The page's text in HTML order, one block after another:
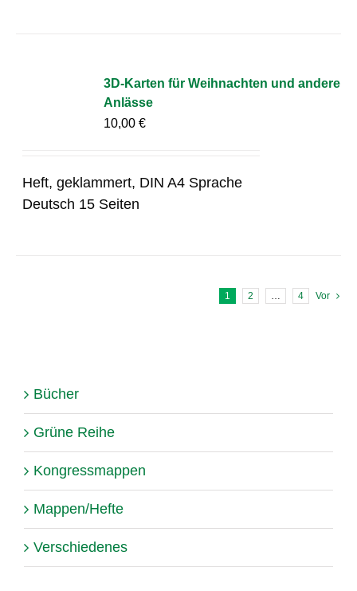
3D-Karten für Weihnachten und andere
Anlässe
10,00€
Heft, geklammert, DIN A4 Sprache
Deutsch 15 Seiten
1 2 4 Vor
Bücher
Grüne Reihe
Kongressmappen
Mappen/Hefte
Verschiedenes